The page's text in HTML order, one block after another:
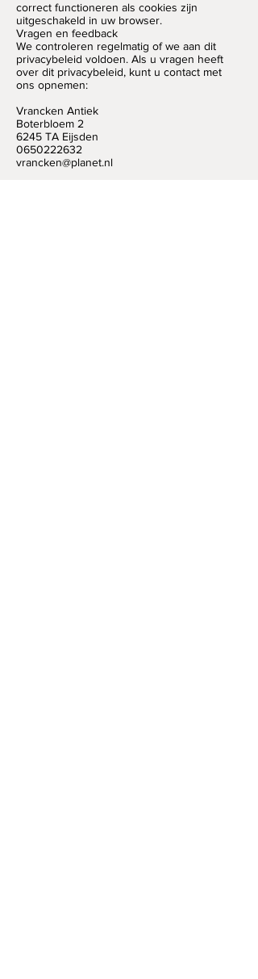
correct functioneren als cookies zijn
uitgeschakeld in uw browser.
Vragen en feedback
We controleren regelmatig of we aan dit
privacybeleid voldoen. Als u vragen heeft
over dit privacybeleid, kunt u contact met
ons opnemen:
Vrancken Antiek
Boterbloem 2
6245 TA Eijsden
0650222632
vrancken@planet.nl